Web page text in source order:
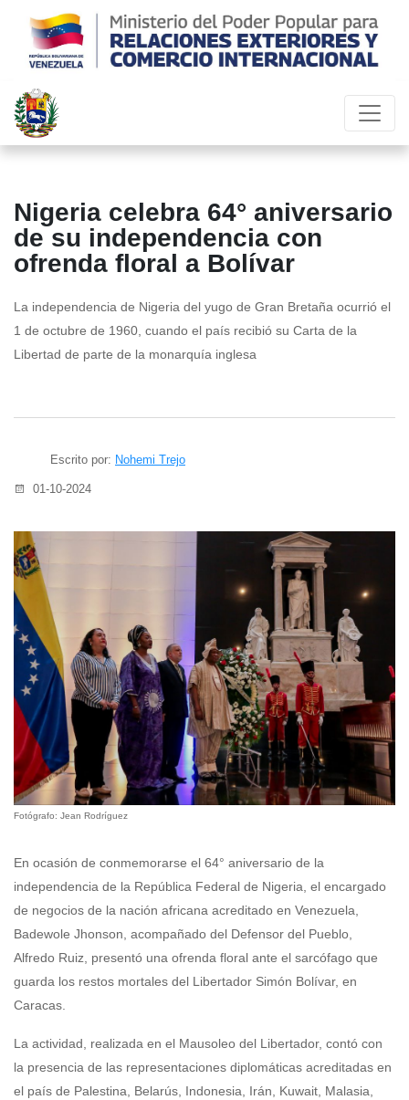
Nigeria celebra 64° aniversario
de su independencia con
ofrenda floral a Bolívar
La independencia de Nigeria del yugo de Gran Bretaña ocurrió el
1 de octubre de 1960, cuando el país recibió su Carta de la
Libertad de parte de la monarquía inglesa
Escrito por: Nohemi Trejo
01-10-2024
Fotógrafo: Jean Rodríguez
En ocasión de conmemorarse el 64° aniversario de la
independencia de la República Federal de Nigeria, el encargado
de negocios de la nación africana acreditado en Venezuela,
Badewole Jhonson, acompañado del Defensor del Pueblo,
Alfredo Ruiz, presentó una ofrenda floral ante el sarcófago que
guarda los restos mortales del Libertador Simón Bolívar, en
Caracas.
La actividad, realizada en el Mausoleo del Libertador, contó con
la presencia de las representaciones diplomáticas acreditadas en
el país de Palestina, Belarús, Indonesia, Irán, Kuwait, Malasia,